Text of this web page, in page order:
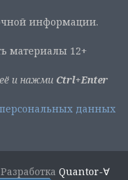
информации.
материалы 12+
и нажми Ctrl+Enter
данных
Quantor-∀